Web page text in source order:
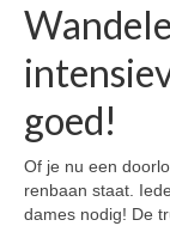
goed!
Of je nu een
renbaan staat.
dames nodig! De